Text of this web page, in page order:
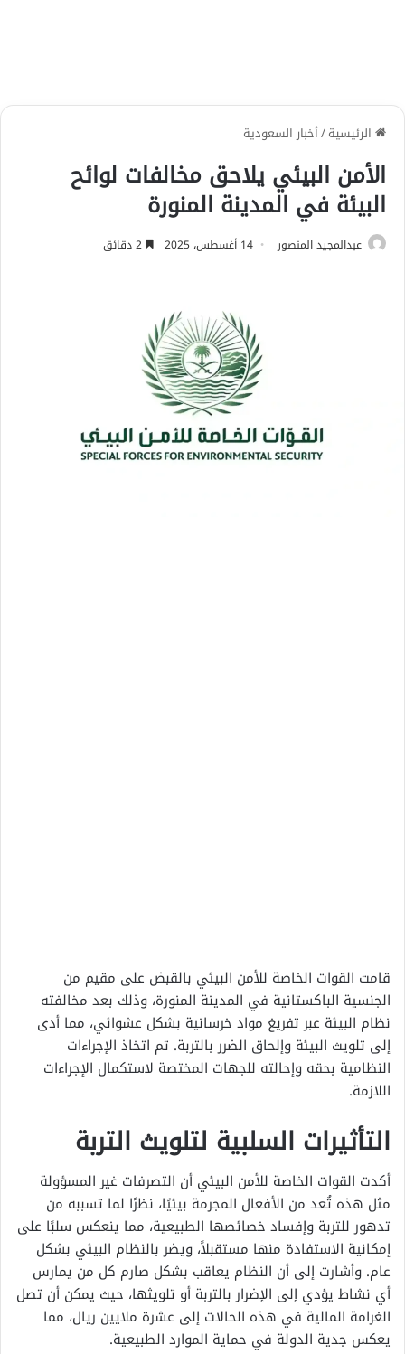
الرئيسية/أخبار السعودية
الأمن البيئي يلاحق مخالفات لوائح
البيئة في المدينة المنورة
عبدالمجيد المنصور 14 أغسطس، 2025
قامت القوات الخاصة للأمن البيئي بالقبض على مقيم من
الجنسية الباكستانية في المدينة المنورة، وذلك بعد مخالفته
نظام البيئة عبر تفريغ مواد خرسانية بشكل عشوائي، مما أدى
إلى تلويث البيئة وإلحاق الضرر بالتربة. تم اتخاذ الإجراءات
النظامية بحقه وإحالته للجهات المختصة لاستكمال الإجراءات
اللازمة.
التأثيرات السلبية لتلويث التربة
أكدت القوات الخاصة للأمن البيئي أن التصرفات غير المسؤولة
مثل هذه تُعد من الأفعال المجرمة بيئيًا، نظرًا لما تسببه من
تدهور للتربة وإفساد خصائصها الطبيعية، مما ينعكس سلبًا على
إمكانية الاستفادة منها مستقبلاً، ويضر بالنظام البيئي بشكل
عام. وأشارت إلى أن النظام يعاقب بشكل صارم كل من يمارس
أي نشاط يؤدي إلى الإضرار بالتربة أو تلويثها، حيث يمكن أن تصل
الغرامة المالية في هذه الحالات إلى عشرة ملايين ريال، مما
يعكس جدية الدولة في حماية الموارد الطبيعية.